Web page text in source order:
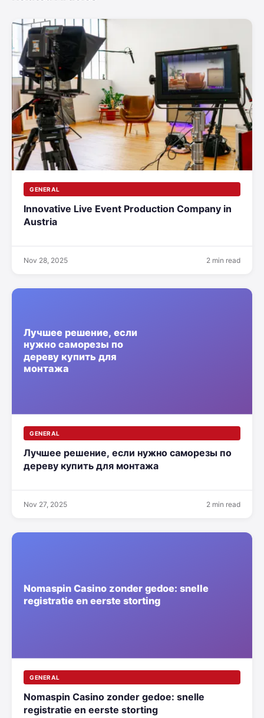
GENERAL
Innovative Live Event Production Company in
Austria
Nov 28, 2025 2 min read
GENERAL
Лучшее решение, если нужно саморезы по
дереву купить для монтажа
Nov 27, 2025 2 min read
GENERAL
Nomaspin Casino zonder gedoe: snelle
registratie en eerste storting